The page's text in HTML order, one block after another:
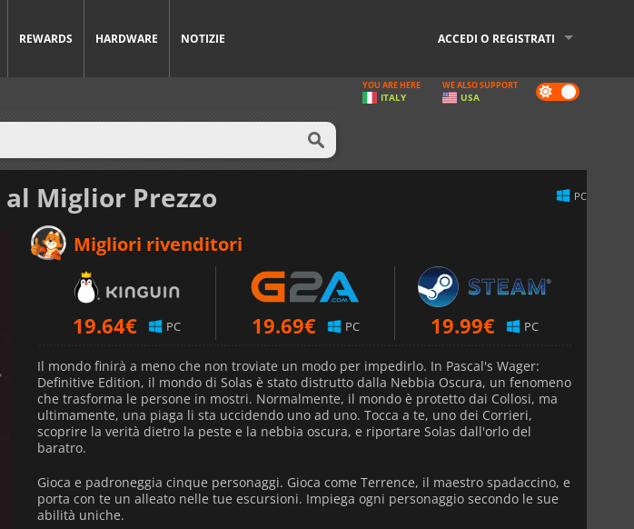
REWARDS HARDWARE NOTIZIE ACCEDI O REGISTRATI
Dark
mode
YOU ARE HERE
ITALY
WE ALSO SUPPORT
USA
al Miglior Prezzo PC
Migliori rivenditori
19.64€ PC 19.69€ PC 19.99€ PC
Il mondo finirà a meno che non troviate un modo per impedirlo. In Pascal's Wager:
Definitive Edition, il mondo di Solas è stato distrutto dalla Nebbia Oscura, un fenomeno
che trasforma le persone in mostri. Normalmente, il mondo è protetto dai Collosi, ma
ultimamente, una piaga li sta uccidendo uno ad uno. Tocca a te, uno dei Corrieri,
scoprire la verità dietro la peste e la nebbia oscura, e riportare Solas dall'orlo del
baratro.
Gioca e padroneggia cinque personaggi. Gioca come Terrence, il maestro spadaccino, e
porta con te un alleato nelle tue escursioni. Impiega ogni personaggio secondo le sue
abilità uniche.